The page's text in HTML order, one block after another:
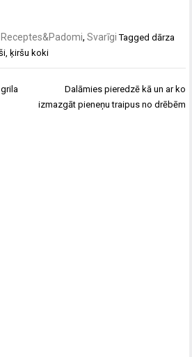
Receptes&Padomi,Svarīgi Taggeddārza
ķiršu koki
Dalāmies pieredzē kā un ar ko
izmazgāt pieneņu traipus no drēbēm